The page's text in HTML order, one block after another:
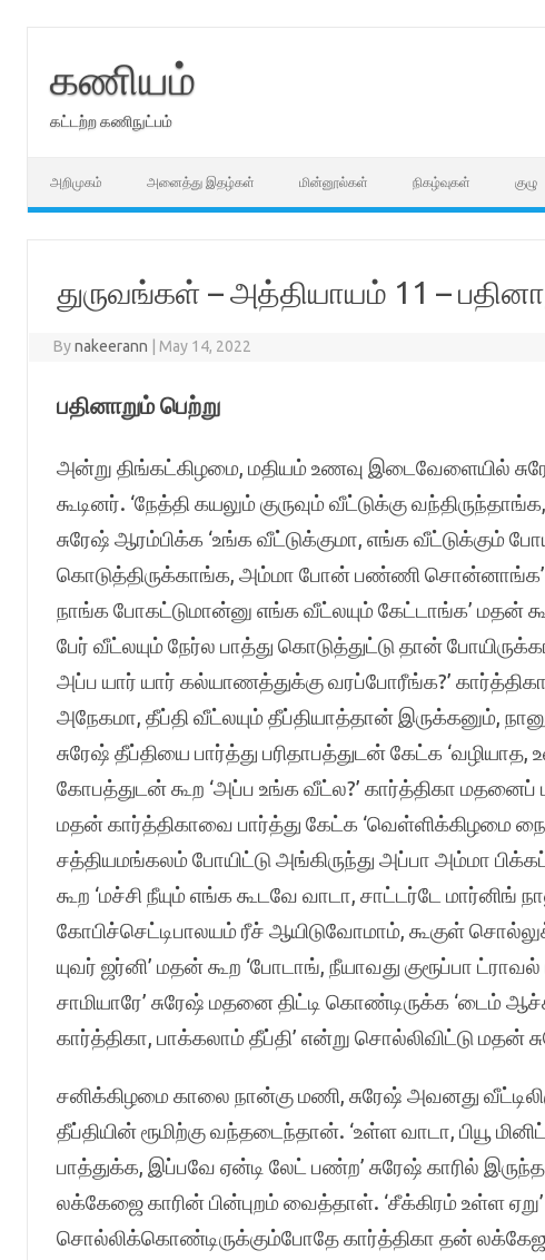
கணியம்
கட்டற்ற கணிநுட்பம்
அறிமுகம் அனைத்து இதழ்கள் மின்னூல்கள் நிகழ்வுகள் குழு
துருவங்கள் – அத்தியாயம் 11 –
Bynakeerann May 14, 2022
பதினாறும் பெற்று
அன்று திங்கட்கிழமை, மதியம் உணவு இடைவேளையில்
கூடினர். ‘நேத்தி கயலும் குருவும் வீட்டுக்கு
சுரேஷ் ஆரம்பிக்க ‘உங்க வீட்டுக்குமா, எங்க வீட்டுக்கும்
கொடுத்திருக்காங்க, அம்மா போன் பண்ணி சொன்னாங்க’
நாங்க போகட்டுமான்னு எங்க வீட்லயும் கேட்டாங்க’ மதன்
பேர் வீட்லயும் நேர்ல பாத்து கொடுத்துட்டு தான்
அப்ப யார் யார் கல்யாணத்துக்கு வரப்போரீங்க?’
அநேகமா, தீப்தி வீட்லயும் தீப்தியாத்தான் இருக்கனும்,
சுரேஷ் தீப்தியை பார்த்து பரிதாபத்துடன் கேட்க
கோபத்துடன் கூற ‘அப்ப உங்க வீட்ல?’ கார்த்திகா மதனைப்
மதன் கார்த்திகாவை பார்த்து கேட்க ‘வெள்ளிக்கிழமை
சத்தியமங்கலம் போயிட்டு அங்கிருந்து அப்பா அம்மா
கூற ‘மச்சி நீயும் எங்க கூடவே வாடா, சாட்டர்டே
கோபிச்செட்டிபாலயம் ரீச் ஆயிடுவோமாம், கூகுள்
யுவர் ஜர்னி’ மதன் கூற ‘போடாங், நீயாவது குரூப்பா
சாமியாரே’ சுரேஷ் மதனை திட்டி கொண்டிருக்க ‘டைம்
கார்த்திகா, பாக்கலாம் தீப்தி’ என்று சொல்லிவிட்டு
சனிக்கிழமை காலை நான்கு மணி, சுரேஷ் அவனது
தீப்தியின் ரூமிற்கு வந்தடைந்தான். ‘உள்ள வாடா, பியூ
பாத்துக்க, இப்பவே ஏன்டி லேட் பண்ற’ சுரேஷ் காரில்
லக்கேஜை காரின் பின்புறம் வைத்தாள். ‘சீக்கிரம் உள்ள ஏறு’
சொல்லிக்கொண்டிருக்கும்போதே கார்த்திகா தன்